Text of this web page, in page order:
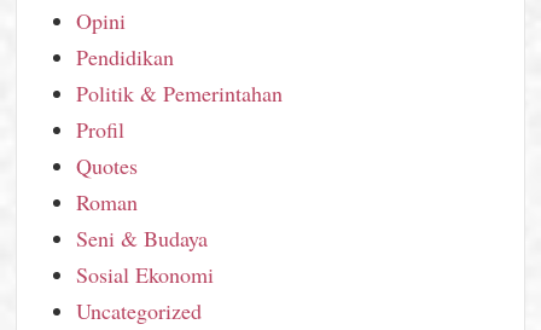
Opini
Pendidikan
Politik & Pemerintahan
Profil
Quotes
Roman
Seni & Budaya
Sosial Ekonomi
Uncategorized